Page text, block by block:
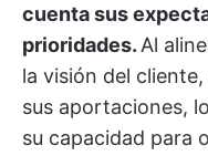
cuenta sus
prioridades.Al
la visión del
sus aportaciones,
su capacidad para